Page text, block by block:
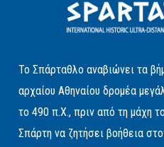
Το Σπάρταθλο αναβιώνει τα
αρχαίου Αθηναίου δρομέα
το 490 π.Χ., πριν από τη μάχη
Σπάρτη να ζητήσει βοήθεια